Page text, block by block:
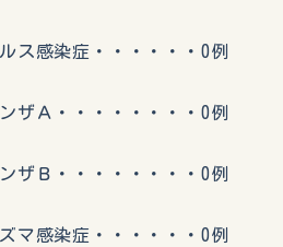
症・・・・・・0例
・・・・・・・0例
・・・・・・・0例
症・・・・・・0例